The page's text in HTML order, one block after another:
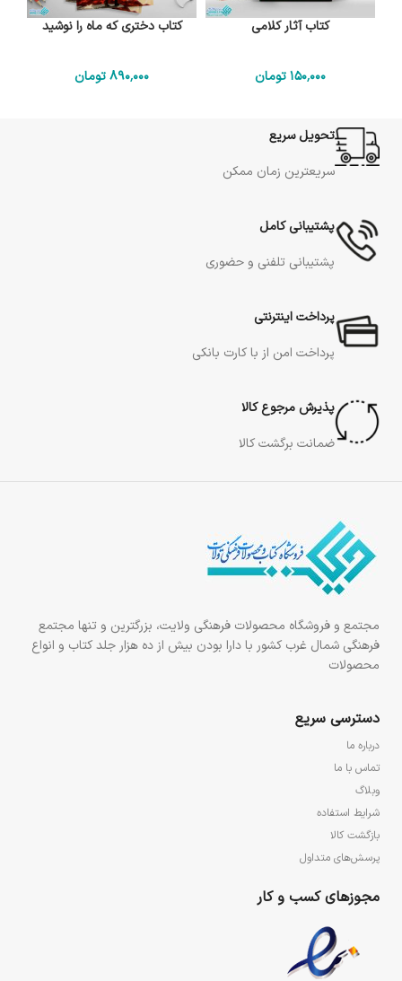
کتاب آثار کلامی
150٬000تومان
کتاب دختری که ماه را نوشید
890٬000تومان
تحویل سریع
سریعترین زمان ممکن
پشتیبانی کامل
پشتیبانی تلفنی و حضوری
پرداخت اینترنتی
پرداخت امن از با کارت بانکی
پذیرش مرجوع کالا
ضمانت برگشت کالا
مجتمع و فروشگاه محصولات فرهنگی ولایت، بزرگترین و تنها مجتمع
فرهنگی شمال غرب کشور با دارا بودن بیش از ده هزار جلد کتاب و انواع
محصولات
دسترسی سریع
درباره ما
تماس با ما
وبلاگ
شرایط استفاده
بازگشت کالا
پرسش‌های متداول
مجوزهای کسب و کار